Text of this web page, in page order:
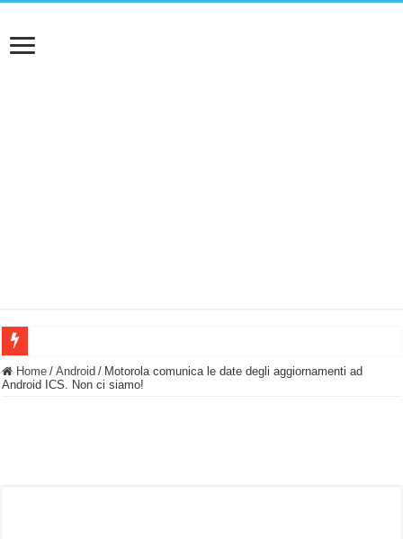
BASTA FATICARE! Questo robot tagliaerba lo appoggi e fa tutto lui! (Senza
Home / Android / Motorola comunica le date degli aggiornamenti ad
Android ICS. Non ci siamo!